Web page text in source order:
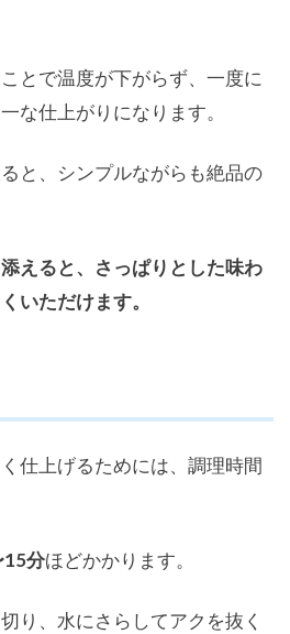
とで温度が下がらず、一度に
な仕上がりになります。
と、シンプルながらも絶品の
えると、さっぱりとした味わ
いただけます。
仕上げるためには、調理時間
15分ほどかかります。
り、水にさらしてアクを抜く